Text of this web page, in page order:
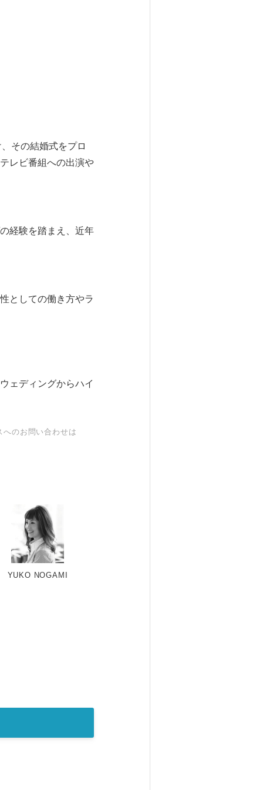
その結婚式をプロ
レビ番組への出演や
経験を踏まえ、近年
としての働き方やラ
ェディングからハイ
のお問い合わせは
YUKO NOGAMI